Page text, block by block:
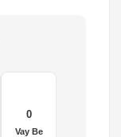
0
Vay Be